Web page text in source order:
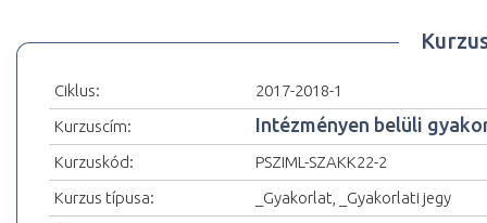
Ciklus:
2017-2018-1
Kurzuscím:
Intézményen belüli
Kurzuskód:
PSZIML-SZAKK22-2
Kurzus típusa:
_Gyakorlat, _Gyakorlati jegy